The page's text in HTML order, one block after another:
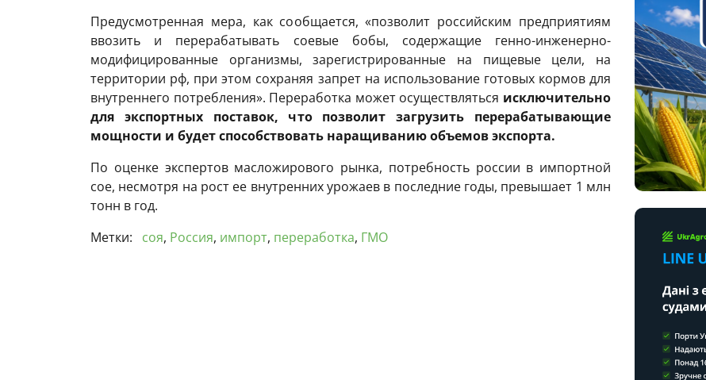
Предусмотренная мера, как сообщается, «позволит российским предприятиям
ввозить и перерабатывать соевые бобы, содержащие генно-инженерно-
модифицированные организмы, зарегистрированные на пищевые цели, на
территории рф, при этом сохраняя запрет на использование готовых кормов для
внутреннего потребления». Переработка может осуществляться исключительно
для экспортных поставок, что позволит загрузить перерабатывающие
мощности и будет способствовать наращиванию объемов экспорта.
По оценке экспертов масложирового рынка, потребность россии в импортной
сое, несмотря на рост ее внутренних урожаев в последние годы, превышает 1 млн
тонн в год.
Метки:
соя, Россия, импорт, переработка, ГМО